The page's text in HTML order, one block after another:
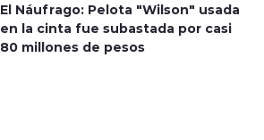
El Náufrago: Pelota "Wilson" usada
en la cinta fue subastada por casi
80 millones de pesos